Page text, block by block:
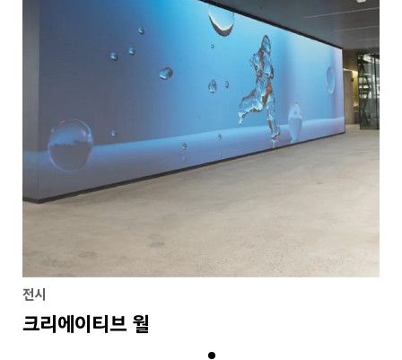
전시
크리에이티브 월